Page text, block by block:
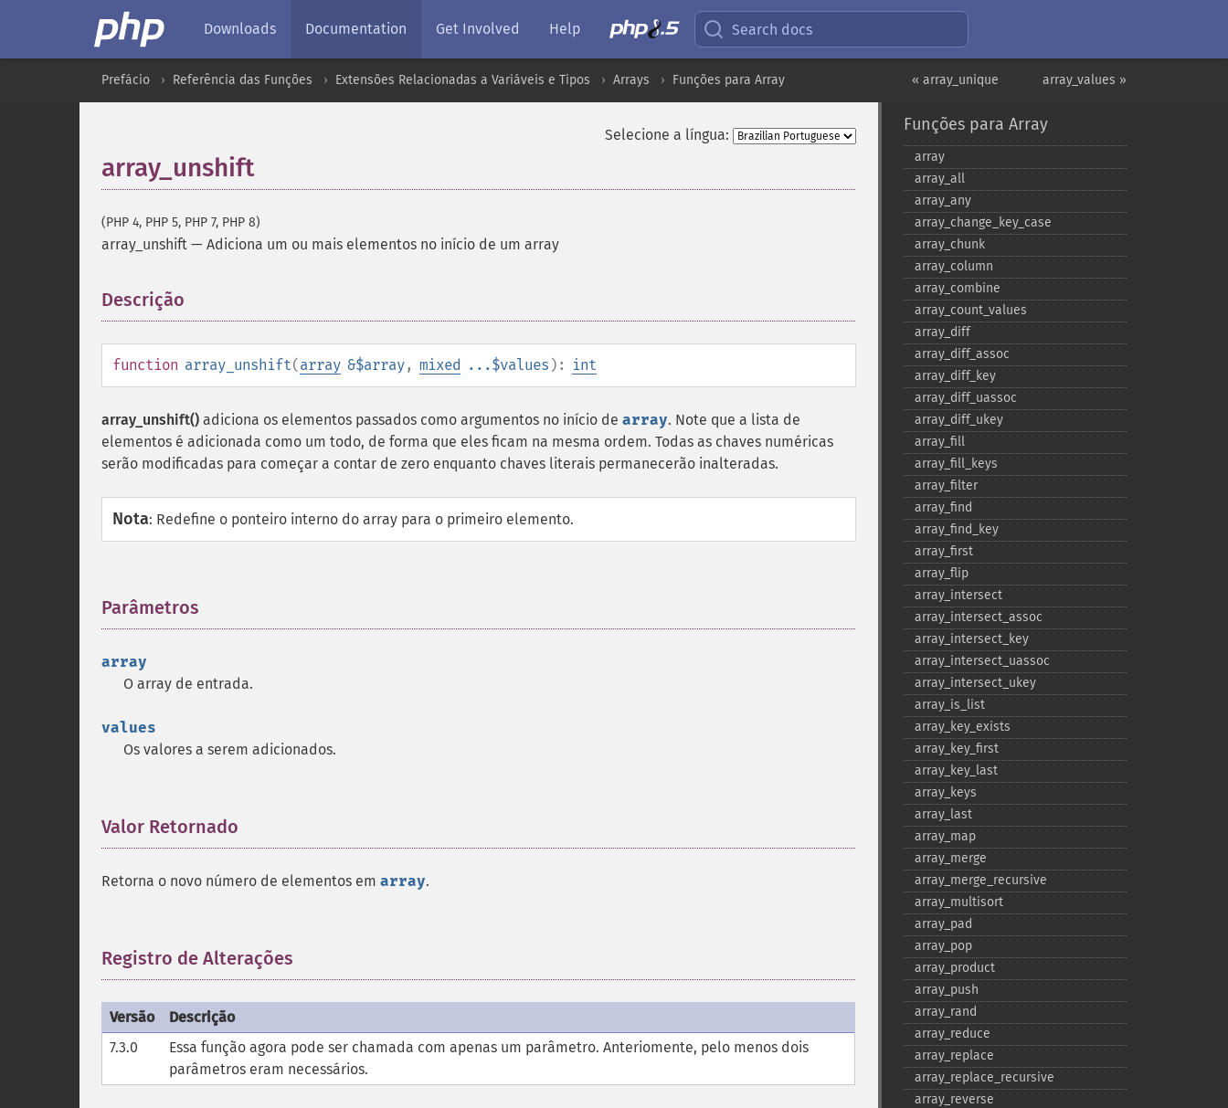
Downloads Documentation Get Involved Help Search docs
array_values »
« array_unique
Prefácio Referência das Funções Extensões Relacionadas a Variáveis e Tipos Arrays Funções para Array
Selecione a língua:
array_unshift
(PHP 4, PHP 5, PHP 7, PHP 8)
array_unshift — Adiciona um ou mais elementos no início de um array
Descrição
function array_unshift(array &$array, mixed ...$values ): int
array_unshift() adiciona os elementos passados como argumentos no início de array. Note que a lista de
elementos é adicionada como um todo, de forma que eles ficam na mesma ordem. Todas as chaves numéricas
serão modificadas para começar a contar de zero enquanto chaves literais permanecerão inalteradas.
Nota: Redefine o ponteiro interno do array para o primeiro elemento.
Parâmetros
array
O array de entrada.
values
Os valores a serem adicionados.
Valor Retornado
Retorna o novo número de elementos em array.
Registro de Alterações
Versão
Descrição
7.3.0
Essa função agora pode ser chamada com apenas um parâmetro. Anteriomente, pelo menos dois
parâmetros eram necessários.
Funções para Array
array
array_​all
array_​any
array_​change_​key_​case
array_​chunk
array_​column
array_​combine
array_​count_​values
array_​diff
array_​diff_​assoc
array_​diff_​key
array_​diff_​uassoc
array_​diff_​ukey
array_​fill
array_​fill_​keys
array_​filter
array_​find
array_​find_​key
array_​first
array_​flip
array_​intersect
array_​intersect_​assoc
array_​intersect_​key
array_​intersect_​uassoc
array_​intersect_​ukey
array_​is_​list
array_​key_​exists
array_​key_​first
array_​key_​last
array_​keys
array_​last
array_​map
array_​merge
array_​merge_​recursive
array_​multisort
array_​pad
array_​pop
array_​product
array_​push
array_​rand
array_​reduce
array_​replace
array_​replace_​recursive
array_​reverse